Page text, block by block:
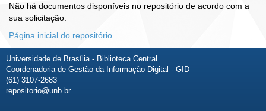
Não há documentos disponíveis no repositório de acordo com a
sua solicitação.
Página inicial do repositório
Universidade de Brasília - Biblioteca Central
Coordenadoria de Gestão da Informação Digital - GID
(61) 3107-2683
repositorio@unb.br